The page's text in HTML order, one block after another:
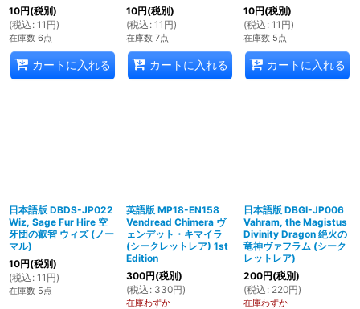
10円(税別)
(税込 : 11 円)
在庫数 6点
カートに入れる
10円(税別)
(税込 : 11 円)
在庫数 7点
カートに入れる
10円(税別)
(税込 : 11 円)
在庫数 5点
カートに入れる
日本語版 DBDS-JP022
Wiz, Sage Fur Hire 空
牙団の叡智 ウィズ (ノー
マル)
10円(税別)
(税込 : 11 円)
在庫数 5点
英語版 MP18-EN158
Vendread Chimera ヴ
ェンデット・キマイラ
(シークレットレア) 1st
Edition
300円(税別)
(税込 : 330円)
在庫わずか
日本語版 DBGI-JP006
Vahram, the Magistus
Divinity Dragon 絶火の
竜神ヴァフラム (シーク
レットレア)
200円(税別)
(税込 : 220円)
在庫わずか